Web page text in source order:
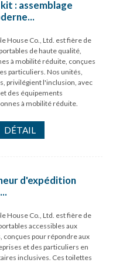
: assemblage
House Co., Ltd. est fière de
de haute qualité,
à mobilité réduite, conçues
particuliers. Nos unités,
privilégient l'inclusion, avec
des équipements
à mobilité réduite.
DÉTAIL
d'expédition
House Co., Ltd. est fière de
accessibles aux
conçues pour répondre aux
et des particuliers en
inclusives. Ces toilettes